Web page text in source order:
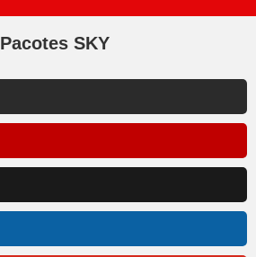
Pacotes SKY